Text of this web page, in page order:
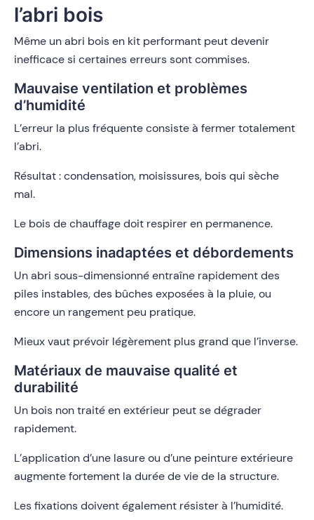
l’abri bois
Même un abri bois en kit performant peut devenir
inefficace si certaines erreurs sont commises.
Mauvaise ventilation et problèmes
d’humidité
L’erreur la plus fréquente consiste à fermer totalement
l’abri.
Résultat : condensation, moisissures, bois qui sèche
mal.
Le bois de chauffage doit respirer en permanence.
Dimensions inadaptées et débordements
Un abri sous-dimensionné entraîne rapidement des
piles instables, des bûches exposées à la pluie, ou
encore un rangement peu pratique.
Mieux vaut prévoir légèrement plus grand que l’inverse.
Matériaux de mauvaise qualité et
durabilité
Un bois non traité en extérieur peut se dégrader
rapidement.
L’application d’une lasure ou d’une peinture extérieure
augmente fortement la durée de vie de la structure.
Les fixations doivent également résister à l’humidité.